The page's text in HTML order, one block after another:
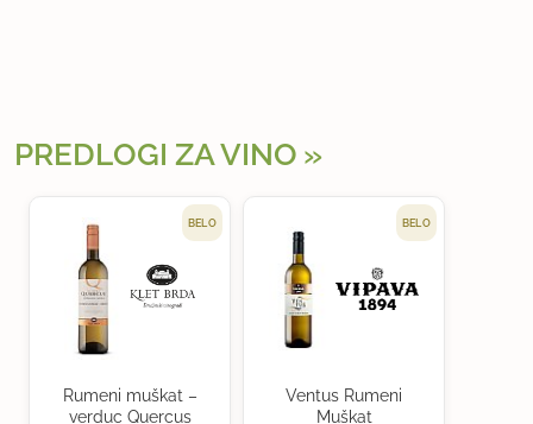
PREDLOGI ZA VINO
BELO
Rumeni muškat –
verduc Quercus
BELO
Ventus Rumeni
Muškat